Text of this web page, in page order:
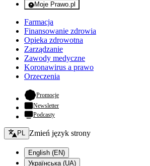
Moje Prawo.pl
- rejestracja i logowanie do serwisu
Farmacja
Finansowanie zdrowia
Opieka zdrowotna
Zarządzanie
Zawody medyczne
Koronawirus a prawo
Orzeczenia
Promocje- otwiera się w nowej karcie
Newsletter
Podcasty
Zmień język - bieżący:
PL Zmień język strony
English (EN)
Українська (UA)